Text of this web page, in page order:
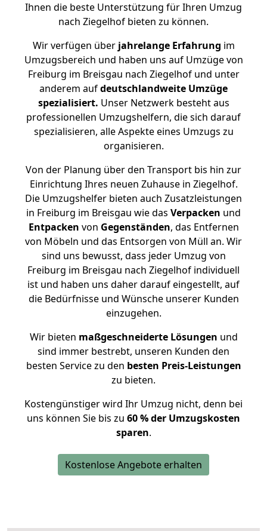
Ihnen die beste Unterstützung für Ihren Umzug
nach Ziegelhof bieten zu können.
Wir verfügen überjahrelange Erfahrung im
Umzugsbereich und haben uns auf Umzüge von
Freiburg im Breisgau nach Ziegelhof und unter
anderem aufdeutschlandweite Umzüge
spezialisiert. Unser Netzwerk besteht aus
professionellen Umzugshelfern, die sich darauf
spezialisieren, alle Aspekte eines Umzugs zu
organisieren.
Von der Planung über den Transport bis hin zur
Einrichtung Ihres neuen Zuhause in Ziegelhof.
Die Umzugshelfer bieten auch Zusatzleistungen
in Freiburg im Breisgau wie das Verpacken und
Entpacken von Gegenständen, das Entfernen
von Möbeln und das Entsorgen von Müll an. Wir
sind uns bewusst, dass jeder Umzug von
Freiburg im Breisgau nach Ziegelhof individuell
ist und haben uns daher darauf eingestellt, auf
die Bedürfnisse und Wünsche unserer Kunden
einzugehen.
Wir bieten maßgeschneiderte Lösungen und
sind immer bestrebt, unseren Kunden den
besten Service zu den besten Preis-Leistungen
zu bieten.
Kostengünstiger wird Ihr Umzug nicht, denn bei
uns können Sie bis zu 60 % der Umzugskosten
sparen.
Kostenlose Angebote erhalten